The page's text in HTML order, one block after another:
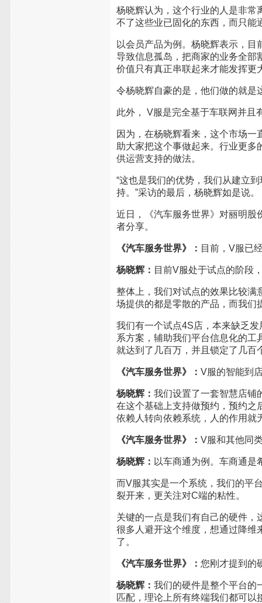
杨晓辉认为，这个行业的人是非常
不了这些业已固化的东西，而只能
以会员产品为例。杨晓辉表示，
导致信息孤岛，把商家的业务全部
价值只有真正串联起来才能发挥更
令杨晓辉自豪的是，他们做的就是
此外， V服是完全基于车联网并且
因为，在杨晓辉看来，这个市场
助大家把这个事做起来。行业更
供运营支持的做法。
“这也是我们的优势，我们从建立
持。”采访的最后，杨晓辉如是说。
近日，《汽车服务世界》对丽明股
者分享。
《汽车服务世界》： 目前，V服已
杨晓辉： 目前V服处于试点的阶段
整体上，我们对试点的效果比较满
场提供的都是零散的产品，而我们
我们有一个试点4S店，本来缺乏
系方案，辅助我们平台信息化的
就达到了几百万，并且锁定了几百
《汽车服务世界》：V服的智能到
杨晓辉：我们设置了一套智慧店铺
在这个基础上支持做预约，预约
依赖人转向依赖系统，人的作用就
《汽车服务世界》：V服和其他同
杨晓辉： 以车商通为例。车商通
而V服其实是一个系统，我们的平
裂开来，更关注对C端的粘性。
关键的一点是我们有自己的硬件
很多人避开这个维度，想通过降维
了。
《汽车服务世界》：您刚才提到的
杨晓辉：我们的硬件是整个平台的
匹配，理论上所有终端我们都可